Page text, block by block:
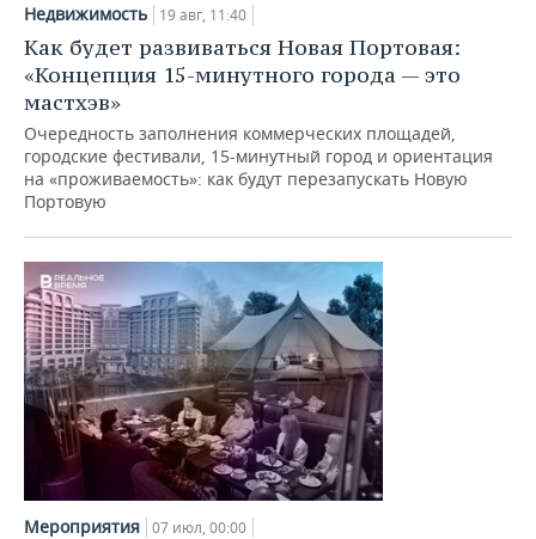
Недвижимость 19 авг, 11:40
Как будет развиваться Новая Портовая:
«Концепция 15-минутного города — это
мастхэв»
Очередность заполнения коммерческих площадей,
городские фестивали, 15-минутный город и ориентация
на «проживаемость»: как будут перезапускать Новую
Портовую
Мероприятия 07 июл, 00:00